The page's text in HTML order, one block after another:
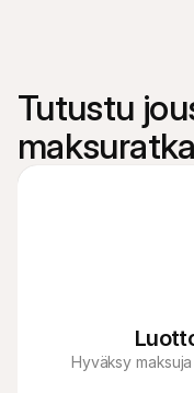
Tutustu
Hyväksy